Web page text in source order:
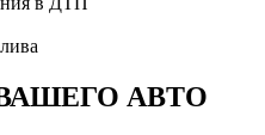
АВТО